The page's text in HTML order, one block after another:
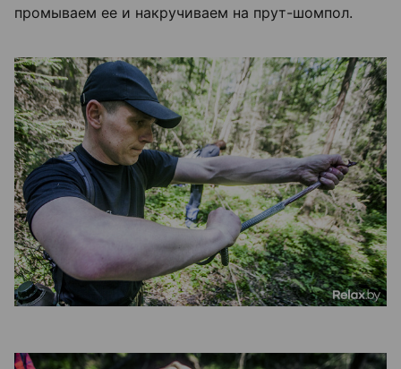
промываем ее и накручиваем на прут-шомпол.